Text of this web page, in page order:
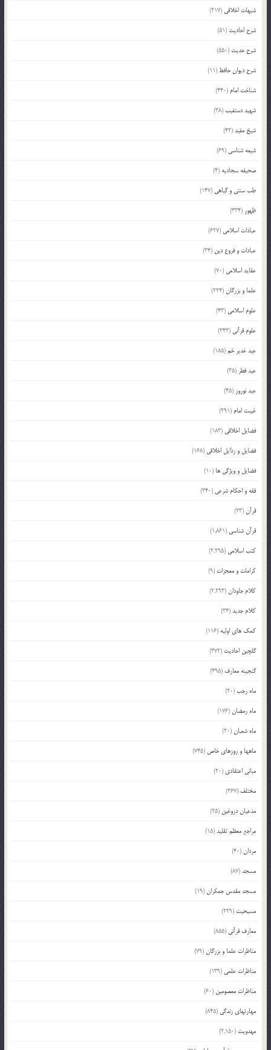
شبهات اخلاقی (217)
شرح احادیث (51)
شرح حدیث (550)
شرح دیوان حافظ (11)
شناخت امام (440)
شهید دستغیب(38)
شیخ مفید(42)
شیعه شناسی (69)
صحیفه سجادیه (4)
طب سنتی و گیاهی (147)
ظهور (334)
عبادات اسلامی (627)
عبادات و فروع دین (34)
عقاید اسلامی (70)
علما و بزرگان(224)
علوم اسلامی (43)
علوم قرآنی (343)
عید غدیر خم(185)
عید فطر (35)
عید نوروز (45)
غیبت امام (291)
فضایل اخلاقی (183)
فضایل و رذایل اخلاقی (168)
فضایل و ویژگی ها (10)
فقه و احکام شرعی (340)
قرآن(23)
قرآن شناسی (1,861)
کتب اسلامی (2,295)
کرامات و معجزات (9)
کلام جاودان(2,293)
کلام جدید(34)
کمک های اولیه (116)
گلچین احادیث (372)
گنجینه معارف (495)
ماه رجب(20)
ماه رمضان(176)
ماه شعبان(20)
ماهها و روزهای خاص (745)
مبانی اعتقادی (20)
مختلف (367)
مدعیان دروغین (25)
مراجع معظم تقلید(15)
مردان(40)
مسجد(87)
مسجد مقدس جمکران(19)
مسیحیت (229)
معارف قرآنی (855)
مناظرات علما و بزرگان(79)
مناظرات علمی (139)
مناظرات معصومین (60)
مهارتهای زندگی (845)
مهدویت (2,150)